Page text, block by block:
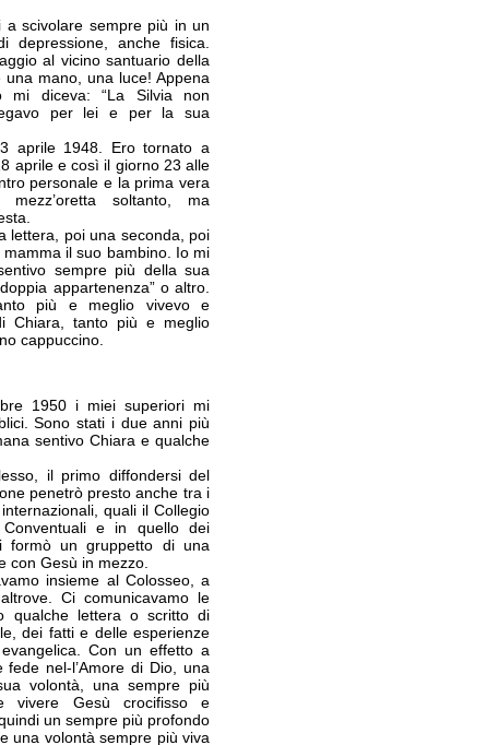
a scivolare sempre più in un
depressione, anche fisica.
al vicino santuario della
mano, una luce! Appena
mi diceva: “La Silvia non
per lei e per la sua
aprile 1948. Ero tornato a
aprile e così il giorno 23 alle
personale e la prima vera
soltanto, ma
lettera, poi una seconda, poi
il suo bambino. Io mi
sempre più della sua
appartenenza” o altro.
più e meglio vivevo e
Chiara, tanto più e meglio
cappuccino.
1950 i miei superiori mi
Sono stati i due anni più
sentivo Chiara e qualche
il primo diffondersi del
penetrò presto anche tra i
quali il Collegio
e in quello dei
formò un gruppetto di una
con Gesù in mezzo.
insieme al Colosseo, a
Ci comunicavamo le
qualche lettera o scritto di
dei fatti e delle esperienze
Con un effetto a
nel-l’Amore di Dio, una
volontà, una sempre più
vivere Gesù crocifisso e
un sempre più profondo
una volontà sempre più viva